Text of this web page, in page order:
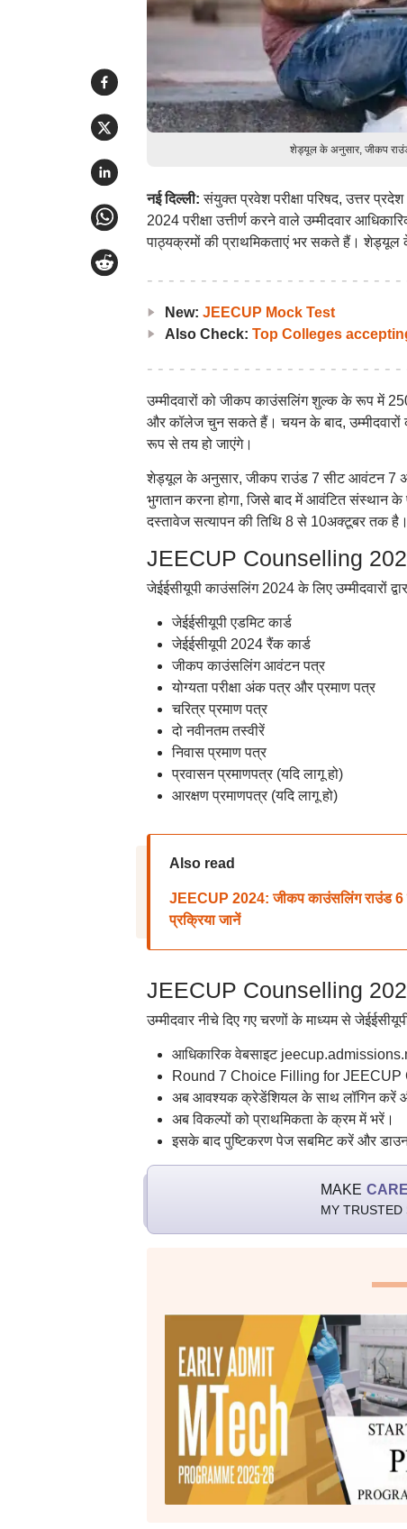
शेड्यूल के अनुसार, जीकप
नई दिल्ली:संयुक्त प्रवेश परीक्षा परिषद, उत्तर
2024 परीक्षा उत्तीर्ण करने वाले उम्मीदवार
पाठ्यक्रमों की प्राथमिकताएं भर सकते हैं। शेड्यूल
New: JEECUP Mock Test
Also Check: Top Colleges
उम्मीदवारों को जीकप काउंसलिंग शुल्क के रूप में
और कॉलेज चुन सकते हैं। चयन के बाद, उम्मीदवारों
रूप से तय हो जाएंगे।
शेड्यूल के अनुसार, जीकप राउंड 7 सीट आवंटन 7
भुगतान करना होगा, जिसे बाद में आवंटित संस्थान
दस्तावेज सत्यापन की तिथि 8 से 10अक्टूबर तक है।
JEECUP Counselling
जेईईसीयूपी काउंसलिंग 2024 के लिए उम्मीदवारों
जेईईसीयूपी एडमिट कार्ड
जेईईसीयूपी 2024 रैंक कार्ड
जीकप काउंसलिंग आवंटन पत्र
योग्यता परीक्षा अंक पत्र और प्रमाण पत्र
चरित्र प्रमाण पत्र
दो नवीनतम तस्वीरें
निवास प्रमाण पत्र
प्रवासन प्रमाणपत्र (यदि लागू हो)
आरक्षण प्रमाणपत्र (यदि लागू हो)
Also read
JEECUP 2024: जीकप काउंसलिंग राउंड
प्रक्रिया जानें
JEECUP Counselling
उम्मीदवार नीचे दिए गए चरणों के माध्यम से
आधिकारिक वेबसाइट
Round 7 Choice Filling for
अब आवश्यक क्रेडेंशियल के साथ लॉगिन करें
अब विकल्पों को प्राथमिकता के क्रम में भरें।
इसके बाद पुष्टिकरण पेज सबमिट करें और
MAKE
MY TRUSTED